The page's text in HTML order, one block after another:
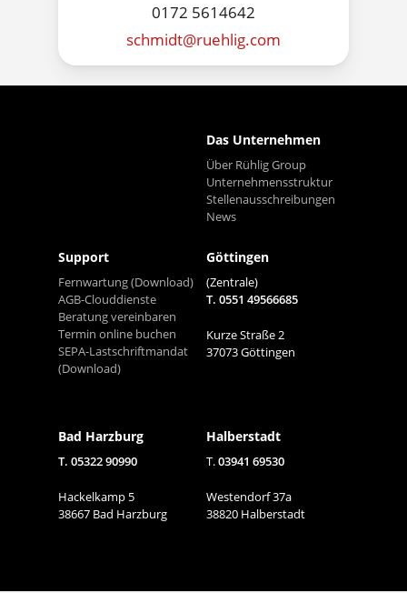
0172 5614642
schmidt@ruehlig.com
Das Unternehmen
Über Rühlig Group
Unternehmensstruktur
Stellenausschreibungen
News
Support
Fernwartung (Download)
AGB-Clouddienste
Beratung vereinbaren
Termin online buchen
SEPA-Lastschriftmandat
(Download)
Göttingen
(Zentrale)
T. 0551 49566685
Kurze Straße 2
37073 Göttingen
Bad Harzburg
T. 05322 90990
Hackelkamp 5
38667 Bad Harzburg
Halberstadt
T.03941 69530
Westendorf 37a
38820 Halberstadt